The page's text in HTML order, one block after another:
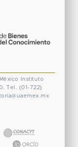
Instituto
Tel. (01-722)